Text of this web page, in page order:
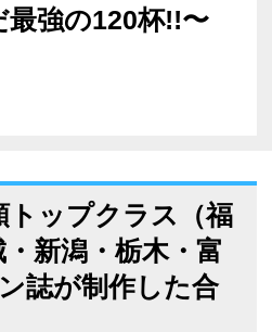
最強の120杯!!〜
トップクラス（福
新潟・栃木・富
誌が制作した合